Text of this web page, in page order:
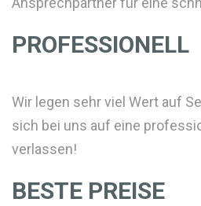
PROFESSIONELL
Wir legen sehr viel Wert auf
sich bei uns auf eine
verlassen!
BESTE PREISE